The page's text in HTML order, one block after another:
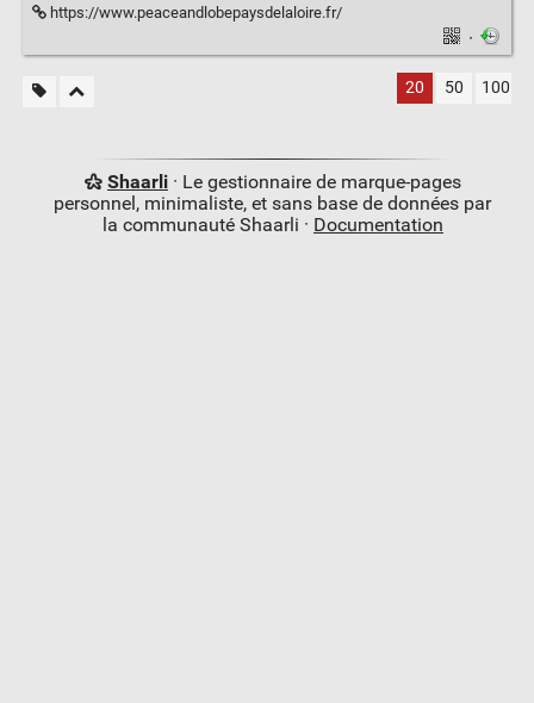
https://www.peaceandlobepaysdelaloire.fr/
·
20 50 100
Shaarli· Le gestionnaire de marque-pages
personnel, minimaliste, et sans base de données par
la communauté Shaarli · Documentation